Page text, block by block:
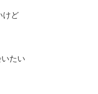
けど
たい